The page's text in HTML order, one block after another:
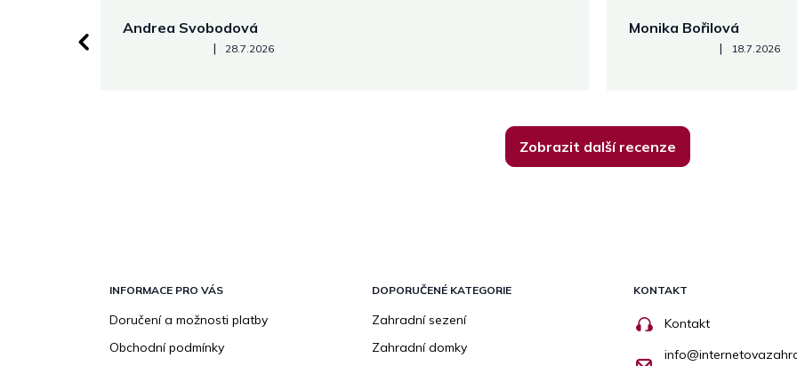
Andrea Svobodová
Hodnocení obchodu je 5 z 5 hvězdiček.
| 28.7.2026
Monika Bořilová
Hodnocení obchodu je 5 z
| 18.7.2026
Zobrazit další recenze
INFORMACE PRO VÁS
Doručení a možnosti platby
Obchodní podmínky
DOPORUČENÉ KATEGORIE
Zahradní sezení
Zahradní domky
KONTAKT
Kontakt
info@